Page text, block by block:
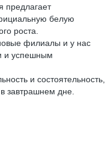
предлагает
белую
роста.
филиалы и у нас
и успешным
и состоятельность,
завтрашнем дне.